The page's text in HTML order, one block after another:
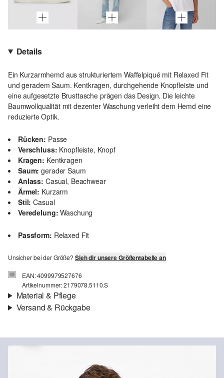
Details
Ein Kurzarmhemd aus strukturiertem Waffelpiqué mit Relaxed Fit
und geradem Saum. Kentkragen, durchgehende Knopfleiste und
eine aufgesetzte Brusttasche prägen das Design. Die leichte
Baumwollqualität mit dezenter Waschung verleiht dem Hemd eine
reduzierte Optik.
Rücken: Passe
Verschluss: Knopfleiste, Knopf
Kragen: Kentkragen
Saum: gerader Saum
Anlass: Casual, Beachwear
Ärmel: Kurzarm
Stil: Casual
Veredelung: Waschung
Passform: Relaxed Fit
Unsicher bei der Größe? Sieh dir unsere Größentabelle an
EAN: 4099979527676
Artikelnummer: 2179078.5110.S
Material & Pflege
Material: Baumwolle
Versand & Rückgabe
Standardlieferung einer Bestellung in Höhe von 3,95 € an. Fashion
einem Mindestbestellwert in Höhe von 149,00 € (bei einem